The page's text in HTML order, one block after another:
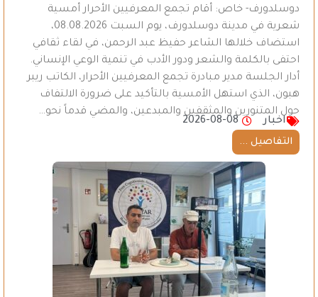
دوسلدورف- خاص: أقام تجمع المعرفيين الأحرار أمسية
شعرية في مدينة دوسلدورف، يوم السبت 08.08.2026،
استضاف خلالها الشاعر حفيظ عبد الرحمن، في لقاء ثقافي
احتفى بالكلمة والشعر ودور الأدب في تنمية الوعي الإنساني.
أدار الجلسة مدير مبادرة تجمع المعرفيين الأحرار، الكاتب ريبر
هبون، الذي استهل الأمسية بالتأكيد على ضرورة الالتفاف
حول المتنورين والمثقفين والمبدعين، والمضي قدماً نحو…
اخبار
2026-08-08
التفاصيل ...